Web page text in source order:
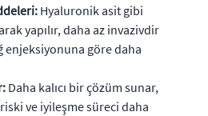
Hyaluronik asit gibi
yapılır, daha az invazivdir
enjeksiyonuna göre daha
Daha kalıcı bir çözüm sunar,
ve iyileşme süreci daha